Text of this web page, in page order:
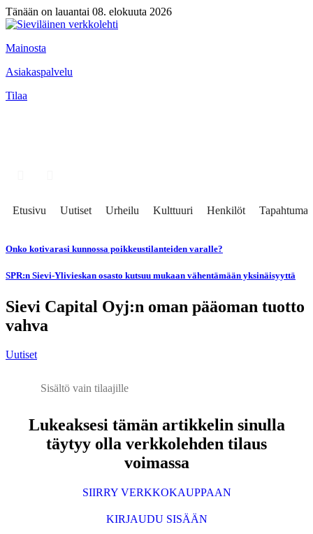
Tänään on lauantai 08. elokuuta 2026
Mainosta
Asiakaspalvelu
Tilaa
Etusivu Uutiset Urheilu Kulttuuri Henkilöt Tapahtumat
Onko kotivarasi kunnossa poikkeustilanteiden varalle?
SPR:n Sievi-Ylivieskan osasto kutsuu mukaan vähentämään yksinäisyyttä
Sievi Capital Oyj:n oman pääoman tuotto
vahva
Uutiset
Sisältö vain tilaajille
Lukeaksesi tämän artikkelin sinulla
täytyy olla verkkolehden tilaus
voimassa
SIIRRY VERKKOKAUPPAAN
KIRJAUDU SISÄÄN